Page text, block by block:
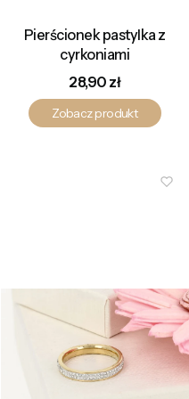
Pierścionek pastylka z
cyrkoniami
Cena
28,90 zł
Zobacz produkt